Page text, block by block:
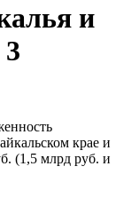
и
крае и
(1,5 млрд руб. и